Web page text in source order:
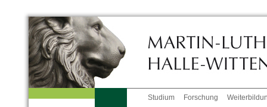
Studium Forschung